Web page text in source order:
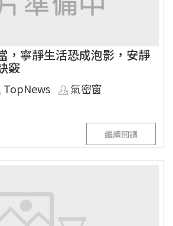
，寧靜生活恐成泡影，安靜
竅
TopNews
氣密窗
繼續閱讀